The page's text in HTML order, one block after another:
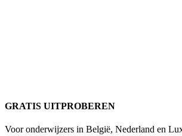
GRATIS UITPROBEREN
Voor onderwijzers in België, Nederland en